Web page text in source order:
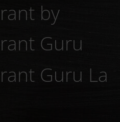
by
Guru
Guru